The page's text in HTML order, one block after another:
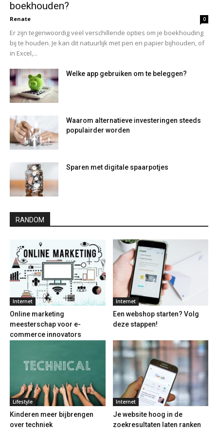
boekhouden?
Renate 0
Er zijn tegenwoordig veel verschillende opties om je boekhouding
bij te houden. Je kan dit natuurlijk met pen en papier bijhouden, of
in Excel,...
Welke app gebruiken om te beleggen?
Waarom alternatieve investeringen steeds
populairder worden
Sparen met digitale spaarpotjes
RANDOM
Internet
Online marketing
meesterschap voor e-
commerce innovators
Internet
Een webshop starten? Volg
deze stappen!
Lifestyle
Kinderen meer bijbrengen
over techniek
Internet
Je website hoog in de
zoekresultaten laten ranken